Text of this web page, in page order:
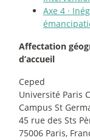
Axe 4 ·
Affectation
d’accueil
Ceped
Université Paris
Campus St
45 rue des Sts
75006 Paris,